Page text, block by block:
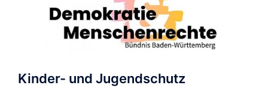
Kinder- und Jugendschutz